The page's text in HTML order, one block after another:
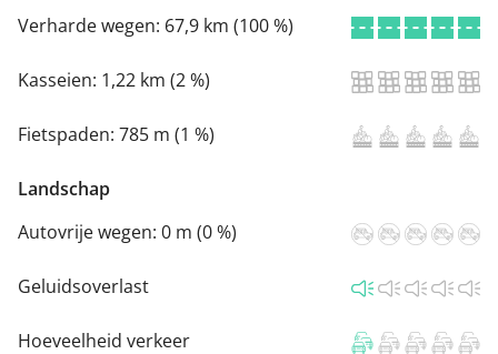
Verharde wegen: 67,9 km (100 %)
Kasseien: 1,22 km (2 %)
Fietspaden: 785 m (1 %)
Landschap
Autovrije wegen: 0 m (0 %)
Geluidsoverlast
Hoeveelheid verkeer